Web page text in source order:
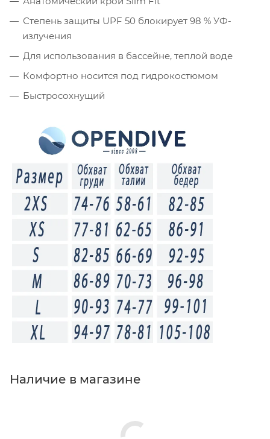
Степень защиты UPF 50 блокирует 98 % УФ-
излучения
Для использования в бассейне, теплой воде
Комфортно носится под гидрокостюмом
Быстросохнущий
Наличие в магазине